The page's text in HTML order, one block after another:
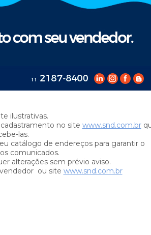
ilustrativas.
no site www.snd.com.br
las.
catálogo de endereços para garantir o
comunicados.
alterações sem prévio aviso.
ou site www.snd.com.br